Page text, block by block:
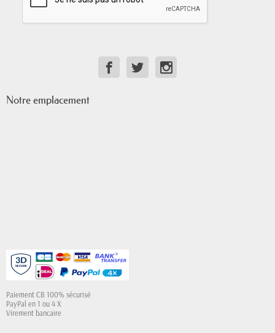
Notre emplacement
Paiement CB 100% sécurisé
PayPal en 1 ou 4 X
Virement bancaire